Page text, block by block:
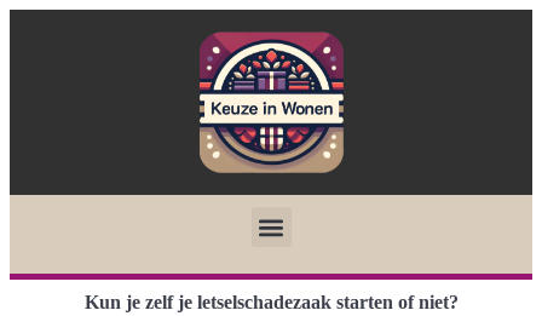
Kun je zelf je letselschadezaak starten of niet?